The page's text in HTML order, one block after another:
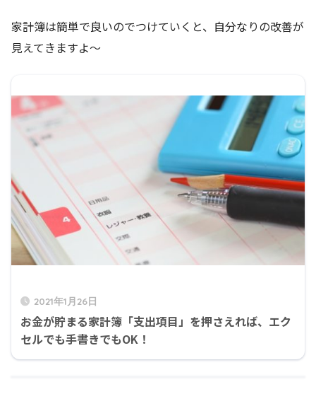
家計簿は簡単で良いのでつけていくと、自分なりの改善が
見えてきますよ～
2021年1月26日
お金が貯まる家計簿「支出項目」を押さえれば、エク
セルでも手書きでもOK！